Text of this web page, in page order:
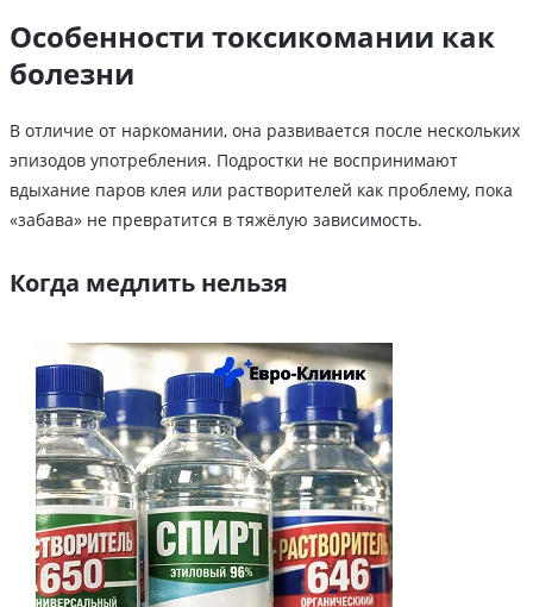
Особенности токсикомании как
болезни
В отличие от наркомании, она развивается после нескольких
эпизодов употребления. Подростки не воспринимают
вдыхание паров клея или растворителей как проблему, пока
«забава» не превратится в тяжёлую зависимость.
Когда медлить нельзя